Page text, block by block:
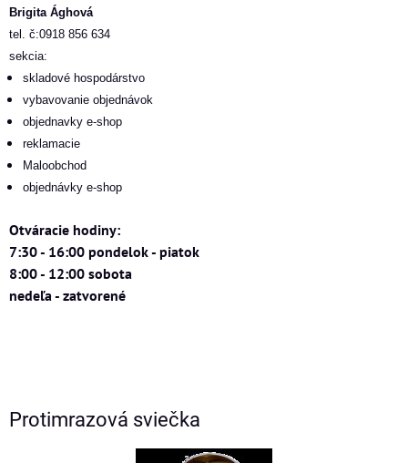
Brigita Ághová
tel. č:0918 856 634
sekcia:
skladové hospodárstvo
vybavovanie objednávok
objednavky e-shop
reklamacie
Maloobchod
objednávky e-shop
Otváracie hodiny:
7:30 - 16:00 pondelok - piatok
8:00 - 12:00 sobota
nedeľa - zatvorené
Protimrazová sviečka